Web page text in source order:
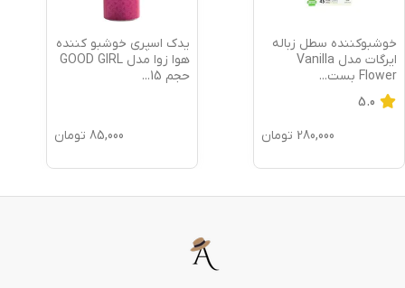
خوشبوکننده سطل زباله
ایرگات مدل Vanilla
Flower بست
...
5.0
280,000 تومان
یدک اسپری خوشبو کننده
هوا زوا مدل GOOD GIRL
حجم 15
...
85,000 تومان